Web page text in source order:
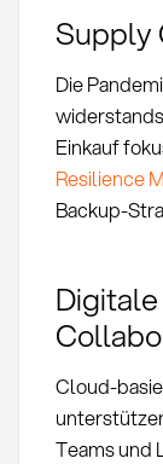
Supply
Die
Einkauf
Resilience
Backup-
Cloud-
Teams und